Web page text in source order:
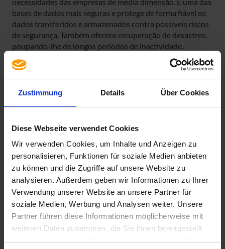
Zustimmung Details Über Cookies
Diese Webseite verwendet Cookies
Wir verwenden Cookies, um Inhalte und Anzeigen zu
personalisieren, Funktionen für soziale Medien anbieten
zu können und die Zugriffe auf unsere Website zu
analysieren. Außerdem geben wir Informationen zu Ihrer
Verwendung unserer Website an unsere Partner für
soziale Medien, Werbung und Analysen weiter. Unsere
Partner führen diese Informationen möglicherweise mit
weiteren Daten zusammen, die Sie ihnen bereitgestellt
bases de dados mais seguras e protege de forma fiável os
dados transferidos e armazenados contra possíveis riscos
de segurança. Também oferece recuperação de desastres,
poupando-lhe de longos períodos de inactividade.
A versão standard inclui uma base de dados básica de
usada para executar eficientemente uma vasta gama de
aplicações. Os recursos de TI necessários para tal são
mantidos ao mínimo.
Pela primeira vez, o SQL Server também pode ser usado
em ambientes Linux e Docker.
Os CALs correspondentes são necessários para o acesso.
Você também pode encontrá-los na nossa loja virtual.
Especificação